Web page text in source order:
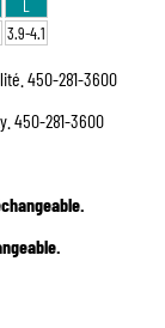
L
3.9-4.1
450-281-3600
450-281-3600